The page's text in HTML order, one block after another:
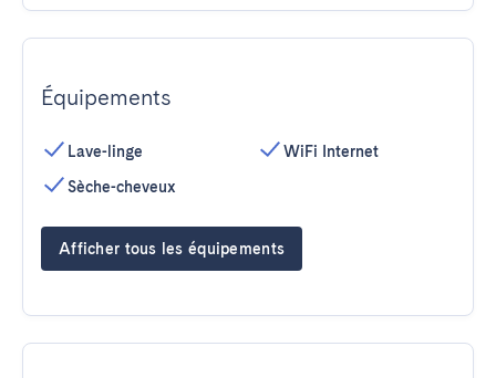
Équipements
Lave-linge
Sèche-cheveux
WiFi Internet
Afficher tous les équipements